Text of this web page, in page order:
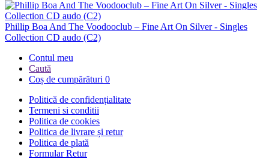
Phillip Boa And The Voodooclub – Fine Art On Silver - Singles
Collection CD audo (C2)
Contul meu
Caută
Coș de cumpărături 0
Politică de confidențialitate
Termeni si conditii
Politica de cookies
Politica de livrare și retur
Politica de plată
Formular Retur